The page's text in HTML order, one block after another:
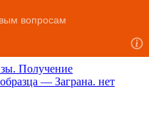
Получение
— Заграна. нет